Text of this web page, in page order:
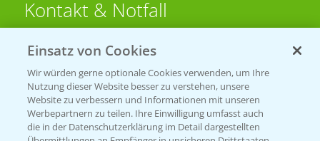
Kontakt & Notfall
Beratung auf WhatsApp
T.+49 (0)174 346 564 1
KONTAKT
Einsatz von Cookies
Wir würden gerne optionale Cookies verwenden, um Ihre
Nutzung dieser Website besser zu verstehen, unsere
Website zu verbessern und Informationen mit unseren
Werbepartnern zu teilen. Ihre Einwilligung umfasst auch
die in der Datenschutzerklärung im Detail dargestellten